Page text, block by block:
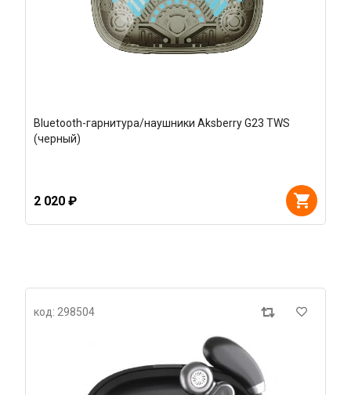
Bluetooth-гарнитура/наушники Aksberry G23 TWS
(черный)
2 020 ₽
код: 298504